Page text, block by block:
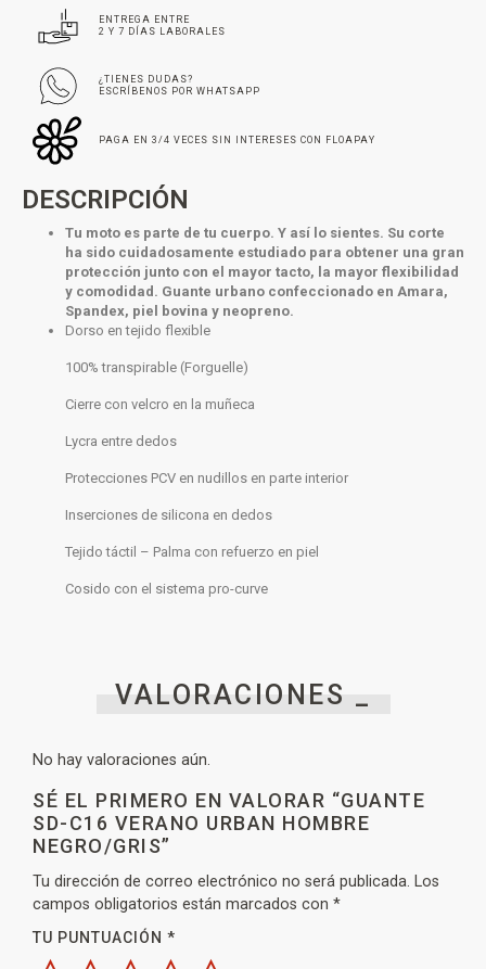
ENTREGA ENTRE
2 Y 7 DÍAS LABORALES
¿TIENES DUDAS?
ESCRÍBENOS POR WHATSAPP
PAGA EN 3/4 VECES SIN INTERESES CON FLOAPAY
DESCRIPCIÓN
Tu moto es parte de tu cuerpo. Y así lo sientes. Su corte
ha sido cuidadosamente estudiado para obtener una gran
protección junto con el mayor tacto, la mayor flexibilidad
y comodidad. Guante urbano confeccionado en Amara,
Spandex, piel bovina y neopreno.
Dorso en tejido flexible
100% transpirable (Forguelle)
Cierre con velcro en la muñeca
Lycra entre dedos
Protecciones PCV en nudillos en parte interior
Inserciones de silicona en dedos
Tejido táctil – Palma con refuerzo en piel
Cosido con el sistema pro-curve
VALORACIONES _
No hay valoraciones aún.
SÉ EL PRIMERO EN VALORAR “GUANTE
SD-C16 VERANO URBAN HOMBRE
NEGRO/GRIS”
Tu dirección de correo electrónico no será publicada. Los
campos obligatorios están marcados con *
TU PUNTUACIÓN *